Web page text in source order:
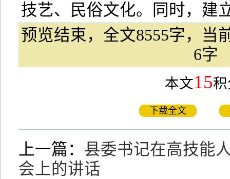
技艺、民俗文化。同时，
预览结束，全文8555字，当
6字
本文15
下载全文
上一篇： 县委书记在高技能
会上的讲话